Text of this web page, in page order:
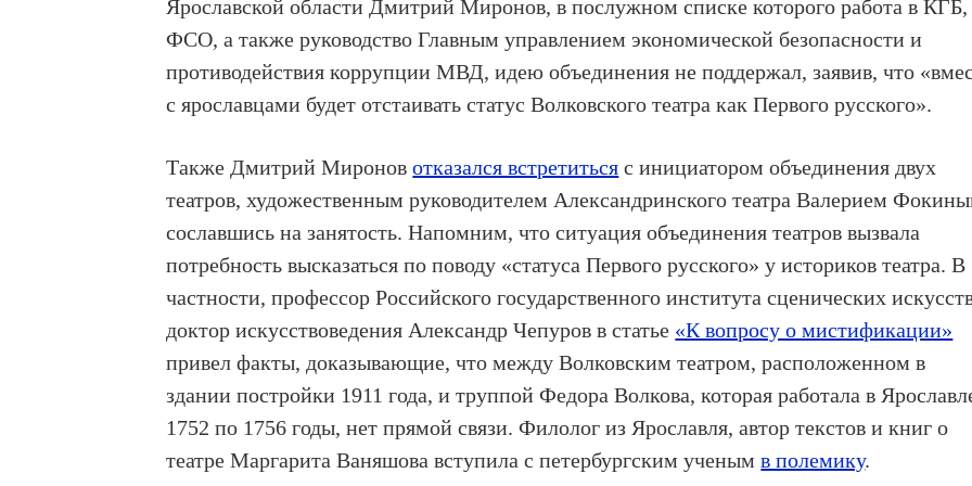
Ярославской области Дмитрий Миронов, в послужном списке которого работа в КГБ,
ФСО, а также руководство Главным управлением экономической безопасности и
противодействия коррупции МВД, идею объединения не поддержал, заявив, что
с ярославцами будет отстаивать статус Волковского театра как Первого русского».
Также Дмитрий Мироновотказался встретиться с инициатором объединения двух
театров, художественным руководителем Александринского театра Валерием
сославшись на занятость. Напомним, что ситуация объединения театров вызвала
потребность высказаться по поводу «статуса Первого русского» у историков театра. В
частности, профессор Российского государственного института сценических
доктор искусствоведения Александр Чепуров в статье «К вопросу о мистификации»
привел факты, доказывающие, что между Волковским театром, расположенном в
здании постройки 1911 года, и труппой Федора Волкова, которая работала в
1752 по 1756 годы, нет прямой связи. Филолог из Ярославля, автор текстов и книг о
театре Маргарита Ваняшова вступила с петербургским ученымв полемику.